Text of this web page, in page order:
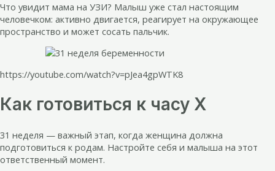
Что увидит мама на УЗИ? Малыш уже стал настоящим
человечком: активно двигается, реагирует на окружающее
пространство и может сосать пальчик.
https://youtube.com/watch?v=pJea4gpWTK8
Как готовиться к часу Х
31 неделя — важный этап, когда женщина должна
подготовиться к родам. Настройте себя и малыша на этот
ответственный момент.